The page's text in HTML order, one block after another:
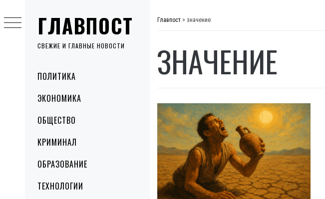
ГЛАВПОСТ
СВЕЖИЕ И ГЛАВНЫЕ НОВОСТИ
MenuПОЛИТИКА
ЭКОНОМИКА
ОБЩЕСТВО
КРИМИНАЛ
ОБРАЗОВАНИЕ
ТЕХНОЛОГИИ
to
content
Главпост > значение
ЗНАЧЕНИЕ